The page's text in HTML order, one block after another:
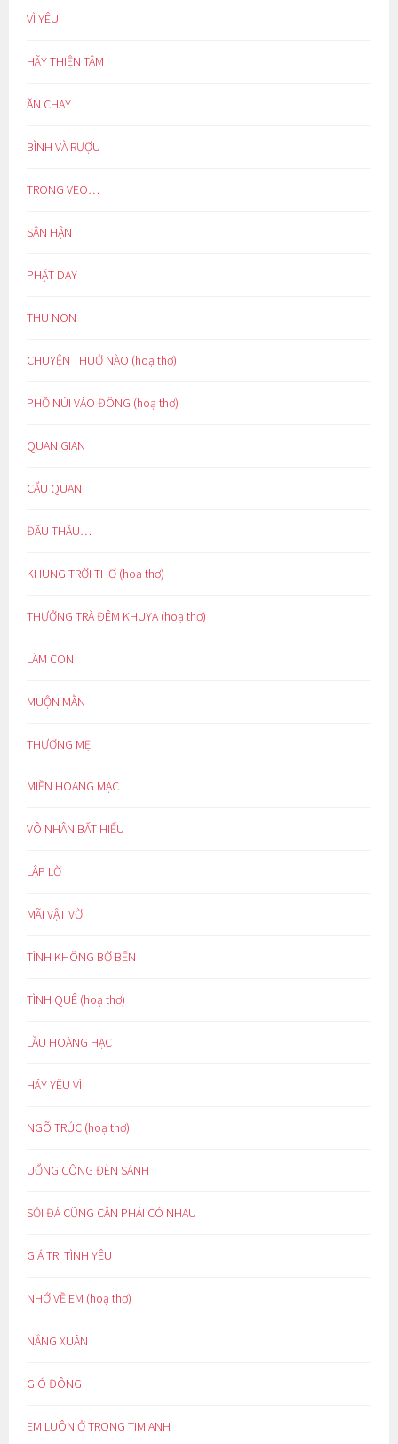
VÌ YÊU
HÃY THIỆN TÂM
ĂN CHAY
BÌNH VÀ RƯỢU
TRONG VEO…
SÂN HẬN
PHẬT DẠY
THU NON
CHUYỆN THUỞ NÀO (hoạ thơ)
PHỐ NÚI VÀO ĐÔNG (hoạ thơ)
QUAN GIAN
CẨU QUAN
ĐẤU THẦU…
KHUNG TRỜI THƠ (hoạ thơ)
THƯỞNG TRÀ ĐÊM KHUYA (hoạ thơ)
LÀM CON
MUỘN MẰN
THƯƠNG MẸ
MIỀN HOANG MẠC
VÔ NHÂN BẤT HIẾU
LẬP LỜ
MÃI VẬT VỜ
TÌNH KHÔNG BỜ BẾN
TÌNH QUÊ (hoạ thơ)
LẦU HOÀNG HẠC
HÃY YÊU VÌ
NGÕ TRÚC (hoạ thơ)
UỔNG CÔNG ĐÈN SÁNH
SỎI ĐÁ CŨNG CẦN PHẢI CÓ NHAU
GIÁ TRỊ TÌNH YÊU
NHỚ VỀ EM (hoạ thơ)
NẮNG XUÂN
GIÓ ĐÔNG
EM LUÔN Ở TRONG TIM ANH